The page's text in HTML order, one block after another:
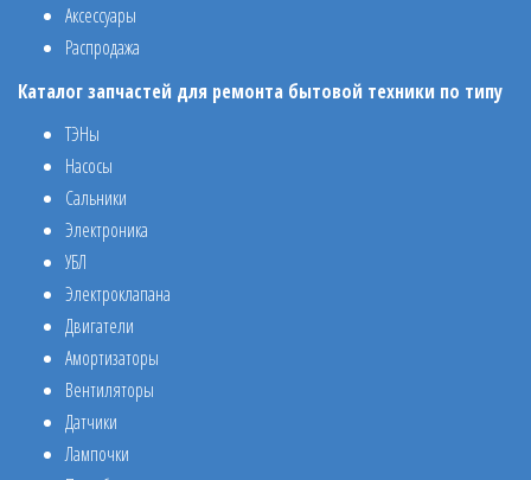
Аксессуары
Распродажа
Каталог запчастей для ремонта бытовой техники по типу
ТЭНы
Насосы
Сальники
Электроника
УБЛ
Электроклапана
Двигатели
Амортизаторы
Вентиляторы
Датчики
Лампочки